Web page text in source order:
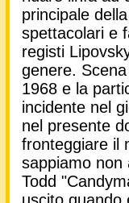
principale
spettacolari e
registi
genere.
1968 e la
incidente nel
nel presente
fronteggiare il
sappiamo non
Todd